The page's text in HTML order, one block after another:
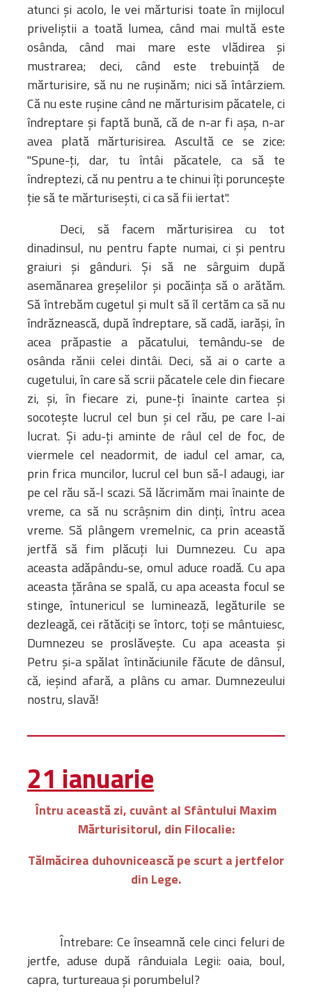
atunci şi acolo, le vei mărturisi toate în mijlocul
priveliştii a toată lumea, când mai multă este
osânda, când mai mare este vlădirea şi
mustrarea; deci, când este trebuinţă de
mărturisire, să nu ne ruşinăm; nici să întârziem.
Că nu este ruşine când ne mărturisim păcatele, ci
îndreptare şi faptă bună, că de n-ar fi aşa, n-ar
avea plată mărturisirea. Ascultă ce se zice:
"Spune-ţi, dar, tu întâi păcatele, ca să te
îndreptezi, că nu pentru a te chinui îţi porunceşte
ţie să te mărturiseşti, ci ca să fii iertat".
Deci, să facem mărturisirea cu tot
dinadinsul, nu pentru fapte numai, ci şi pentru
graiuri şi gânduri. Şi să ne sârguim după
asemănarea greşelilor şi pocăinţa să o arătăm.
Să întrebăm cugetul şi mult să îl certăm ca să nu
îndrăznească, după îndreptare, să cadă, iarăşi, în
acea prăpastie a păcatului, temându-se de
osânda rănii celei dintâi. Deci, să ai o carte a
cugetului, în care să scrii păcatele cele din fiecare
zi, şi, în fiecare zi, pune-ţi înainte cartea şi
socoteşte lucrul cel bun şi cel rău, pe care l-ai
lucrat. Şi adu-ţi aminte de râul cel de foc, de
viermele cel neadormit, de iadul cel amar, ca,
prin frica muncilor, lucrul cel bun să-l adaugi, iar
pe cel rău să-l scazi. Să lăcrimăm mai înainte de
vreme, ca să nu scrâşnim din dinţi, întru acea
vreme. Să plângem vremelnic, ca prin această
jertfă să fim plăcuţi lui Dumnezeu. Cu apa
aceasta adăpându-se, omul aduce roadă. Cu apa
aceasta ţărâna se spală, cu apa aceasta focul se
stinge, întunericul se luminează, legăturile se
dezleagă, cei rătăciţi se întorc, toţi se mântuiesc,
Dumnezeu se proslăveşte. Cu apa aceasta şi
Petru şi-a spălat întinăciunile făcute de dânsul,
că, ieşind afară, a plâns cu amar. Dumnezeului
nostru, slavă!
21 ianuarie
Întru această zi, cuvânt al Sfântului Maxim
Mărturisitorul, din Filocalie:
Tălmăcirea duhovnicească pe scurt a jertfelor
din Lege.
Întrebare: Ce înseamnă cele cinci feluri de
jertfe, aduse după rânduiala Legii: oaia, boul,
capra, turtureaua şi porumbelul?